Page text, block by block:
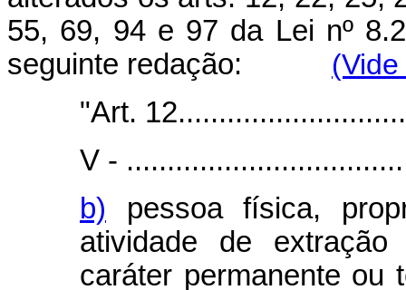
55, 69, 94 e 97 da Lei nº
seguinte redação:
"Art.
V -
b) pessoa física,
atividade de
caráter permanente ou